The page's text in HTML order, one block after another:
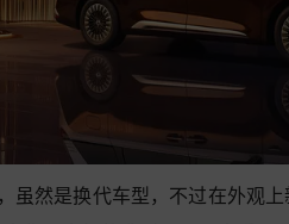
虽然是换代车型，不过在外观